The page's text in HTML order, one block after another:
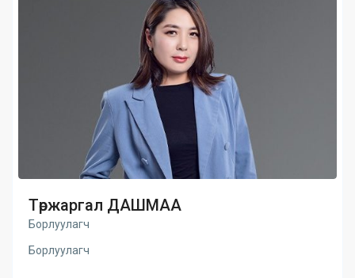
Төржаргал ДАШМАА
Борлуулагч
Борлуулагч